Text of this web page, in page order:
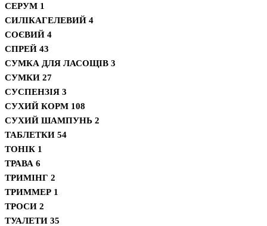
СЕРУМ 1
СИЛІКАГЕЛЕВИЙ 4
СОЄВИЙ 4
СПРЕЙ 43
СУМКА ДЛЯ ЛАСОЩІВ 3
СУМКИ 27
СУСПЕНЗІЯ 3
СУХИЙ КОРМ 108
СУХИЙ ШАМПУНЬ 2
ТАБЛЕТКИ 54
ТОНІК 1
ТРАВА 6
ТРИМІНГ 2
ТРИММЕР 1
ТРОСИ 2
ТУАЛЕТИ 35